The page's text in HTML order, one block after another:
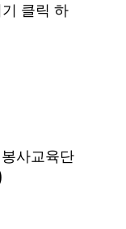
클릭 하
사교육단